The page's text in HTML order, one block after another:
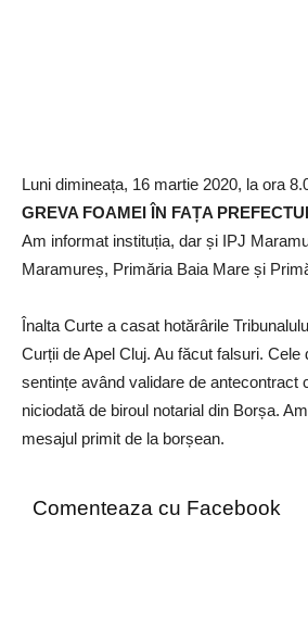
Luni dimineața, 16 martie 2020, la ora
GREVA FOAMEI ÎN FAȚA
Am informat instituția, dar și IPJ
Maramureș, Primăria Baia Mare și
Înalta Curte a casat hotărârile
Curții de Apel Cluj. Au făcut falsuri. Cele
sentințe având validare de antecontract
niciodată de biroul notarial din Borșa.
mesajul primit de la borșean.
Comenteaza cu Facebook